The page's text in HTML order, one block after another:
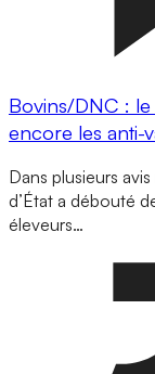
Bovins/DNC : le
encore les anti-
Dans plusieurs
d’État a débouté
éleveurs…